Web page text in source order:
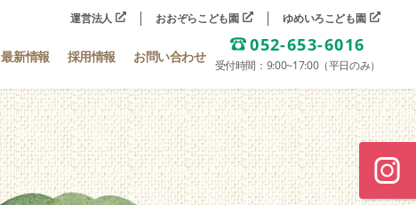
運営法人 おおぞらこども園 ゆめいろこども園
最新情報 採用情報 お問い合わせ
052-653-6016
受付時間：9:00~17:00（平日のみ）